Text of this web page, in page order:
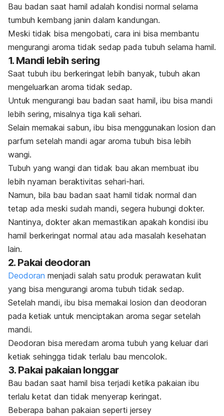
Bau badan saat hamil adalah kondisi normal selama
tumbuh kembang janin dalam kandungan.
Meski tidak bisa mengobati, cara ini bisa membantu
mengurangi aroma tidak sedap pada tubuh selama hamil.
1. Mandi lebih sering
Saat tubuh ibu berkeringat lebih banyak, tubuh akan
mengeluarkan aroma tidak sedap.
Untuk mengurangi bau badan saat hamil, ibu bisa mandi
lebih sering, misalnya tiga kali sehari.
Selain memakai sabun, ibu bisa menggunakan losion dan
parfum setelah mandi agar aroma tubuh bisa lebih
wangi.
Tubuh yang wangi dan tidak bau akan membuat ibu
lebih nyaman beraktivitas sehari-hari.
Namun, bila bau badan saat hamil tidak normal dan
tetap ada meski sudah mandi, segera hubungi dokter.
Nantinya, dokter akan memastikan apakah kondisi ibu
hamil berkeringat normal atau ada masalah kesehatan
lain.
2. Pakai deodoran
Deodoran menjadi salah satu produk perawatan kulit
yang bisa mengurangi aroma tubuh tidak sedap.
Setelah mandi, ibu bisa memakai losion dan deodoran
pada ketiak untuk menciptakan aroma segar setelah
mandi.
Deodoran bisa meredam aroma tubuh yang keluar dari
ketiak sehingga tidak terlalu bau mencolok.
3. Pakai pakaian longgar
Bau badan saat hamil bisa terjadi ketika pakaian ibu
terlalu ketat dan tidak menyerap keringat.
Beberapa bahan pakaian seperti jersey